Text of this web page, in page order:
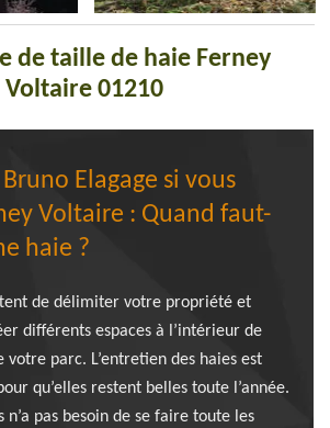
de taille de haie Ferney
Voltaire 01210
Elagage si vous
Voltaire : Quand faut-
haie ?
de délimiter votre propriété et
différents espaces à l’intérieur de
parc. L’entretien des haies est
qu’elles restent belles toute l’année.
n’a pas besoin de se faire toute les